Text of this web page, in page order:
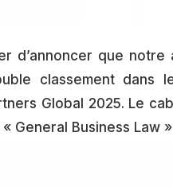
d’annoncer que notre
classement dans
Global 2025. Le
General Business Law